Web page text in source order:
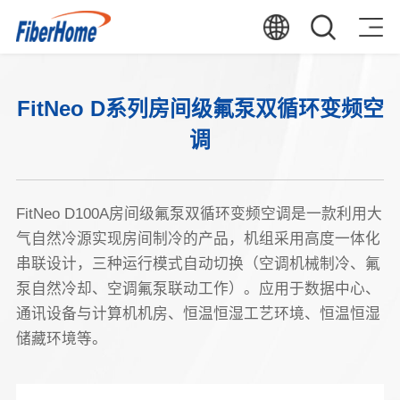
FitNeo D系列房间级氟泵双循环变频空
调
FitNeo D100A房间级氟泵双循环变频空调是一款利用大
气自然冷源实现房间制冷的产品，机组采用高度一体化
串联设计，三种运行模式自动切换（空调机械制冷、氟
泵自然冷却、空调氟泵联动工作）。应用于数据中心、
通讯设备与计算机机房、恒温恒湿工艺环境、恒温恒湿
储藏环境等。